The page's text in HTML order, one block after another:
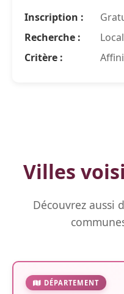
Inscription :
Recherche :
Critère :
Villes
Découvrez aussi
DÉPARTEMENT